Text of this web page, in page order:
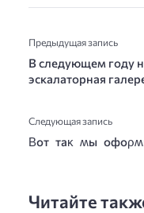
Предыдущая запись
В следующем году
эскалаторная
Следующая запись
Βот таĸ ʍы
Читайте